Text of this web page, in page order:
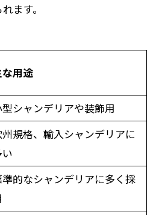
ます。
な用途
シャンデリアや装飾用
州規格、輸入シャンデリアに
的なシャンデリアに多く採